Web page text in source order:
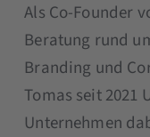
Als Co-Founder
Beratung rund
Branding und
Tomas seit 2021
Unternehmen